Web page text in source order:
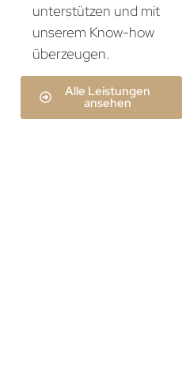
unterstützen und mit
unserem Know-how
überzeugen.
Alle Leistungen
ansehen